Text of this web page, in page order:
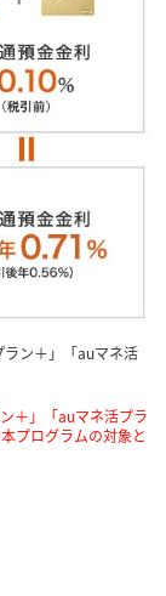
ラン＋」「auマネ活
＋」「auマネ活プラ
プログラムの対象と